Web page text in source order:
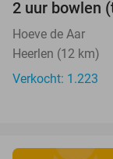
2 uur bowlen
Hoeve de Aar
Heerlen (12 km)
Verkocht: 1.223